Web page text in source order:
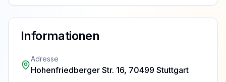
Informationen
Adresse
Hohenfriedberger Str. 16, 70499 Stuttgart